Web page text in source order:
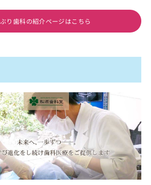
り歯科の紹介ページはこちら